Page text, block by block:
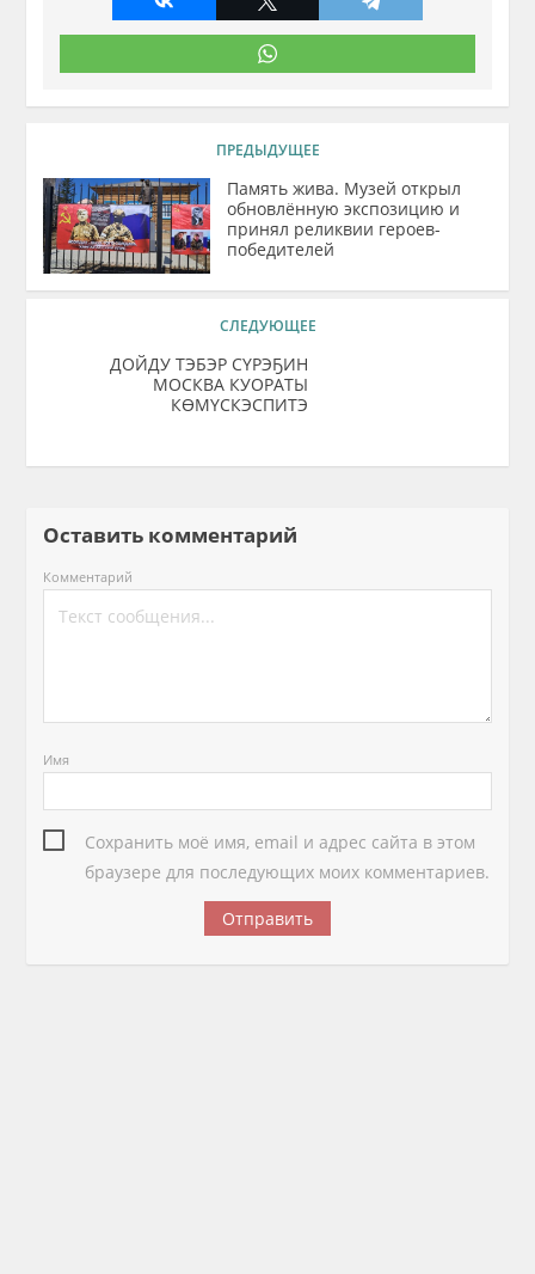
ПРЕДЫДУЩЕЕ
Память жива. Музей открыл
обновлённую экспозицию и
принял реликвии героев-
победителей
СЛЕДУЮЩЕЕ
ДОЙДУ ТЭБЭР СҮРЭҔИН
МОСКВА КУОРАТЫ
КӨМҮСКЭСПИТЭ
Оставить комментарий
Комментарий
Имя
Сохранить моё имя, email и адрес сайта в этом
браузере для последующих моих комментариев.